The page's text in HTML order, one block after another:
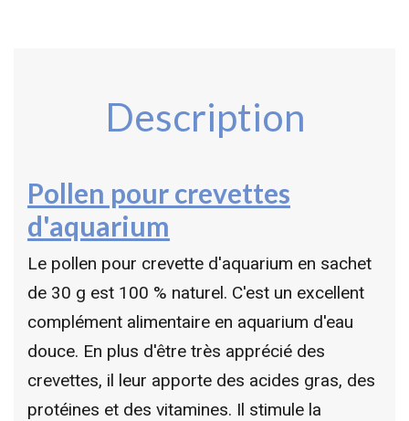
Description
Pollen pour crevettes
d'aquarium
Le pollen pour crevette d'aquarium en sachet
de 30 g est 100 % naturel. C'est un excellent
complément alimentaire en aquarium d'eau
douce. En plus d'être très apprécié des
crevettes, il leur apporte des acides gras, des
protéines et des vitamines. Il stimule la